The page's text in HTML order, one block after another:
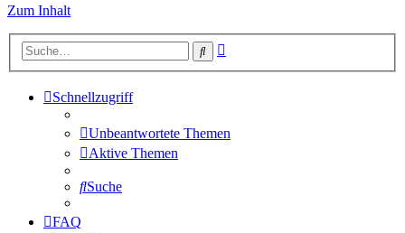
Zum Inhalt
Suche
Schnellzugriff
Unbeantwortete Themen
Aktive Themen
Suche
FAQ